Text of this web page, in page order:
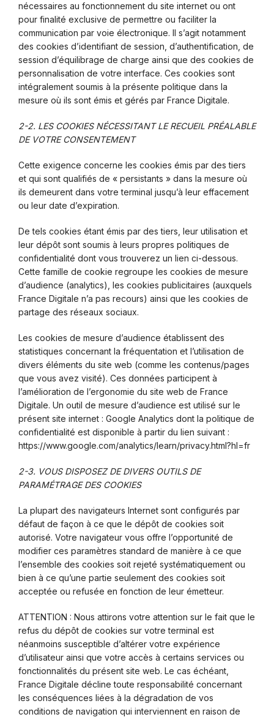
nécessaires au fonctionnement du site internet ou ont
pour finalité exclusive de permettre ou faciliter la
communication par voie électronique. Il s’agit notamment
des cookies d’identifiant de session, d’authentification, de
session d’équilibrage de charge ainsi que des cookies de
personnalisation de votre interface. Ces cookies sont
intégralement soumis à la présente politique dans la
mesure où ils sont émis et gérés par France Digitale.
2-2. LES COOKIES NÉCESSITANT LE RECUEIL PRÉALABLE
DE VOTRE CONSENTEMENT
Cette exigence concerne les cookies émis par des tiers
et qui sont qualifiés de « persistants » dans la mesure où
ils demeurent dans votre terminal jusqu’à leur effacement
ou leur date d’expiration.
De tels cookies étant émis par des tiers, leur utilisation et
leur dépôt sont soumis à leurs propres politiques de
confidentialité dont vous trouverez un lien ci-dessous.
Cette famille de cookie regroupe les cookies de mesure
d’audience (analytics), les cookies publicitaires (auxquels
France Digitale n’a pas recours) ainsi que les cookies de
partage des réseaux sociaux.
Les cookies de mesure d’audience établissent des
statistiques concernant la fréquentation et l’utilisation de
divers éléments du site web (comme les contenus/pages
que vous avez visité). Ces données participent à
l’amélioration de l’ergonomie du site web de France
Digitale. Un outil de mesure d’audience est utilisé sur le
présent site internet : Google Analytics dont la politique de
confidentialité est disponible à partir du lien suivant :
https://www.google.com/analytics/learn/privacy.html?hl=fr
2-3. VOUS DISPOSEZ DE DIVERS OUTILS DE
PARAMÉTRAGE DES COOKIES
La plupart des navigateurs Internet sont configurés par
défaut de façon à ce que le dépôt de cookies soit
autorisé. Votre navigateur vous offre l’opportunité de
modifier ces paramètres standard de manière à ce que
l’ensemble des cookies soit rejeté systématiquement ou
bien à ce qu’une partie seulement des cookies soit
acceptée ou refusée en fonction de leur émetteur.
ATTENTION : Nous attirons votre attention sur le fait que le
refus du dépôt de cookies sur votre terminal est
néanmoins susceptible d’altérer votre expérience
d’utilisateur ainsi que votre accès à certains services ou
fonctionnalités du présent site web. Le cas échéant,
France Digitale décline toute responsabilité concernant
les conséquences liées à la dégradation de vos
conditions de navigation qui interviennent en raison de